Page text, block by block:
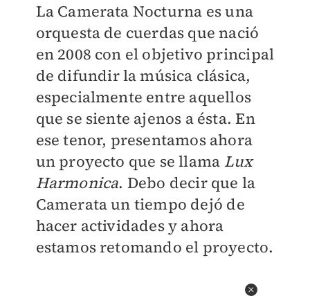
La Camerata Nocturna es una
orquesta de cuerdas que nació
en 2008 con el objetivo principal
de difundir la música clásica,
especialmente entre aquellos
que se siente ajenos a ésta. En
ese tenor, presentamos ahora
un proyecto que se llama Lux
Harmonica. Debo decir que la
Camerata un tiempo dejó de
hacer actividades y ahora
estamos retomando el proyecto.